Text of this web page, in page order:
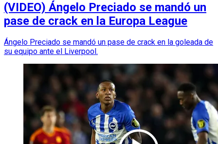
(VIDEO) Ángelo Preciado se mandó un
pase de crack en la Europa League
Ángelo Preciado se mandó un pase de crack en la goleada de
su equipo ante el Liverpool.